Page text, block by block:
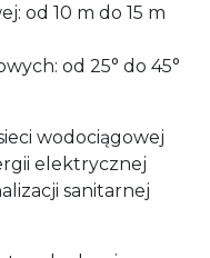
od 10 m do 15 m
od 25° do 45°
wodociągowej
elektrycznej
sanitarnej